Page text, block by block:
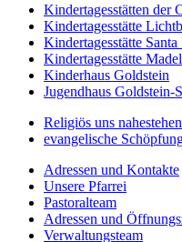
Kindertagesstätten der
Kindertagesstätte
Kindertagesstätte
Kindertagesstätte
Kinderhaus Goldstein
Jugendhaus Goldstein-
Religiös uns
evangelische
Adressen und Kontakte
Unsere Pfarrei
Pastoralteam
Adressen und
Verwaltungsteam